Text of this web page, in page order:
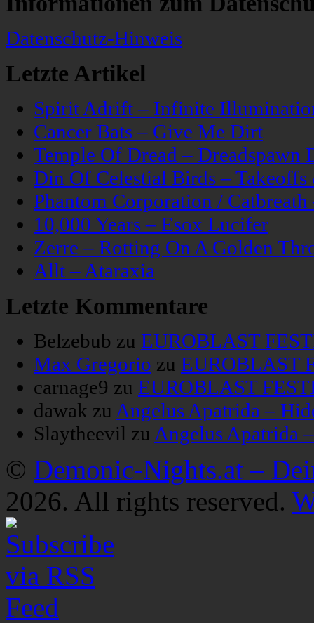
Datenschutz-Hinweis
Letzte Artikel
Spirit Adrift – Infinite
Cancer Bats – Give Me Dirt
Temple Of Dread – Dreadspawn
Din Of Celestial Birds –
Phantom Corporation /
10,000 Years – Esox Lucifer
Zerre – Rotting On A Golden
Allt – Ataraxia
Letzte Kommentare
Belzebub zu EUROBLAST
Max Gregorio zu EUROBLAST
carnage9 zu EUROBLAST
dawak zu Angelus Apatrida –
Slaytheevil zu Angelus Apatrida
© Demonic-Nights.at –
2026. All rights reserved.